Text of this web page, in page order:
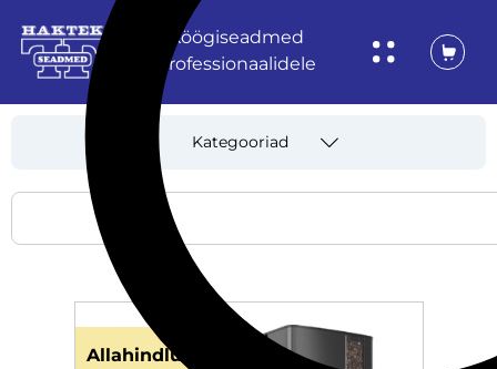
Köögiseadmed
professionaalidele
Kategooriad
Allahindlus!